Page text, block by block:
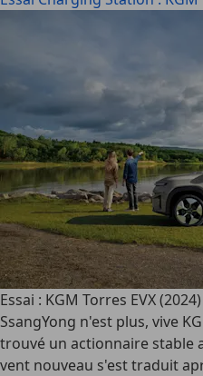
Essai : KGM Torres EVX (2024)
SsangYong n'est plus, vive
trouvé un actionnaire stable
vent nouveau s'est traduit